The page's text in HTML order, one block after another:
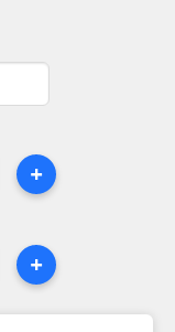
+
+